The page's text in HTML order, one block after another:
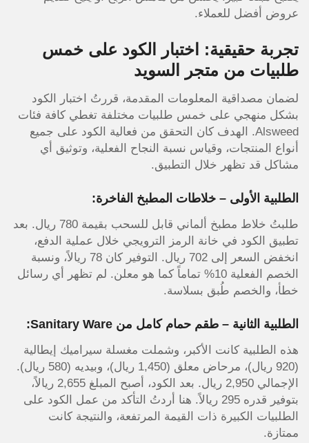
عروض أفضل للعملاء.
تجربة حقيقية: اختبار الكود على خمس
طلبيات من متجر السويد
لضمان مصداقية المعلومات المقدمة، قررتُ اختبار الكود
بشكل منهجي على خمس طلبيات مختلفة تغطي كافة فئات
Alsweed. الهدف كان التحقق من فعالية الكود على جميع
أنواع المنتجات، وقياس نسبة النجاح الفعلية، وتوثيق أي
مشاكل قد تظهر خلال التطبيق.
الطلبية الأولى – خلاطات المطبخ الفاخرة:
طلبتُ خلاط مطبخ ألماني قابل للسحب بقيمة 780 ريال. بعد
تطبيق الكود في خانة الرمز الترويجي خلال عملية الدفع،
انخفض السعر إلى 702 ريال. التوفير كان 78 ريالاً، ونسبة
الخصم الفعلية 10% تماماً كما هو معلن. لم تظهر أي رسائل
خطأ، والخصم طُبق بسلاسة.
الطلبية الثانية – طقم حمام كامل من Sanitary Ware:
هذه الطلبية كانت الأكبر، وشملت مغسلة سيراميك إيطالية
(920 ريال)، مرحاض معلق (1,450 ريال)، وبيديه (580 ريال).
الإجمالي 2,950 ريال. بعد الكود، أصبح المبلغ 2,655 ريالاً،
بتوفير قدره 295 ريالاً. هنا أردتُ التأكد من عمل الكود على
الطلبيات الكبيرة ذات القيمة المرتفعة، والنتيجة كانت
ممتازة.